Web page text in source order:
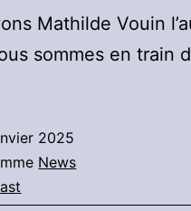
Mathilde Vouin
sommes en train
2025
News